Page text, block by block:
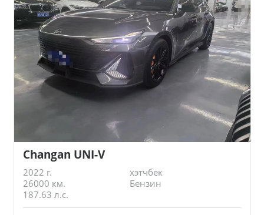
Changan UNI-V
2022 г.
хэтчбек
26000 км.
Бензин
187.63 л.с.